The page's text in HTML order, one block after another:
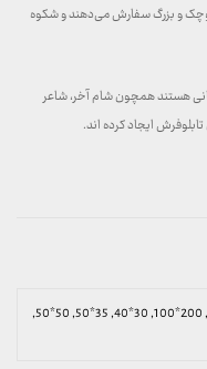
و بزرگ سفارش می‌دهند و شکوه
هستند همچون شام آخر، شاعر
ایجاد کرده اند.
100*50, 150*100, 200*100, 30*40, 35*50, 50*50,